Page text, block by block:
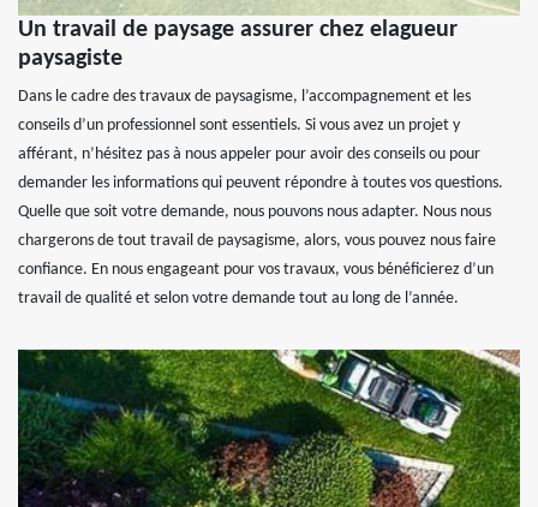
Un travail de paysage assurer chez elagueur
paysagiste
Dans le cadre des travaux de paysagisme, l’accompagnement et les
conseils d’un professionnel sont essentiels. Si vous avez un projet y
afférant, n’hésitez pas à nous appeler pour avoir des conseils ou pour
demander les informations qui peuvent répondre à toutes vos questions.
Quelle que soit votre demande, nous pouvons nous adapter. Nous nous
chargerons de tout travail de paysagisme, alors, vous pouvez nous faire
confiance. En nous engageant pour vos travaux, vous bénéficierez d’un
travail de qualité et selon votre demande tout au long de l’année.